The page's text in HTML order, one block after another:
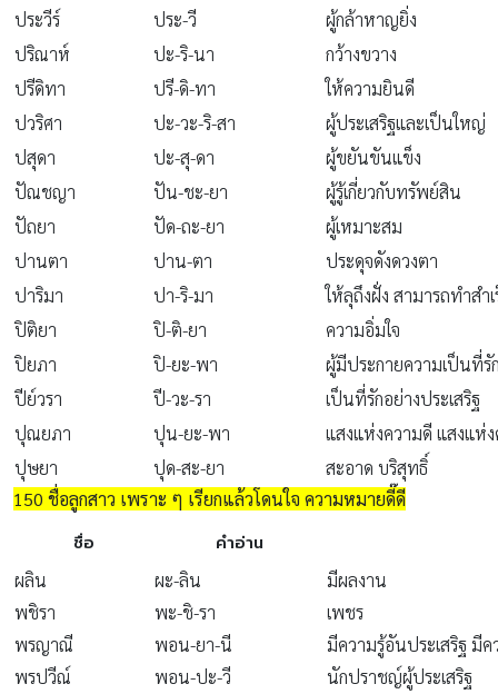
ประวีร์
ประ-วี
ผู้กล้าหาญยิ่ง
ปริณาห์
ปะ-ริ-นา
กว้างขวาง
ปรีดิทา
ปรี-ดิ-ทา
ให้ความยินดี
ปวริศา
ปะ-วะ-ริ-สา
ผู้ประเสริฐและเป็นใหญ่
ปสุดา
ปะ-สุ-ดา
ผู้ขยันขันแข็ง
ปัณชญา
ปัน-ชะ-ยา
ผู้รู้เกี่ยวกับทรัพย์สิน
ปัถยา
ปัด-ถะ-ยา
ผู้เหมาะสม
ปานตา
ปาน-ตา
ประดุจดังดวงตา
ปาริมา
ปา-ริ-มา
ให้ลุถึงฝั่ง สามารถทำสำเ
ปิติยา
ปิ-ติ-ยา
ความอิ่มใจ
ปิยภา
ปิ-ยะ-พา
ผู้มีประกายความเป็นที่รั
ปีย์วรา
ปี-วะ-รา
เป็นที่รักอย่างประเสริฐ
ปุณยภา
ปุน-ยะ-พา
แสงแห่งความดี แสงแห่
ปุษยา
ปุด-สะ-ยา
สะอาด บริสุทธิ์
150 ชื่อลูกสาว เพราะ ๆ เรียกแล้วโดนใจ ความหมายดี๊ดี
ชื่อ คำอ่าน
ผลิน ผะ-ลิน
มีผลงาน
พชิรา
พะ-ชิ-รา
เพชร
พรญาณี
พอน-ยา-นี
มีความรู้อันประเสริฐ มี
พรปวีณ์
พอน-ปะ-วี
นักปราชญ์ผู้ประเสริฐ